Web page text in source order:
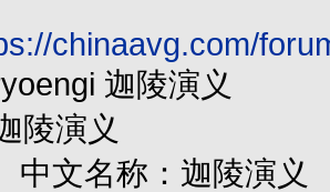
chinaavg.com/
迦陵演义
陵演义
文名称：迦陵演义